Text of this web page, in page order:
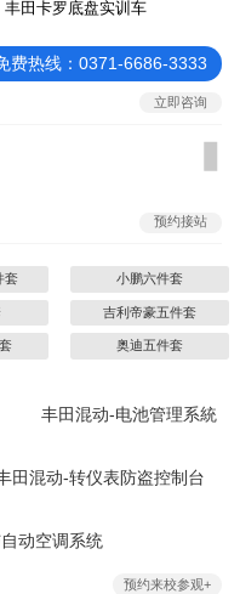
丰田卡罗底盘实训车
费热线：0371-6686-3333
立即咨询
预约接站
套 小鹏六件套
吉利帝豪五件套
奥迪五件套
丰田混动-电池管理系統
田混动-转仪表防盗控制台
动空调系统
预约来校参观+